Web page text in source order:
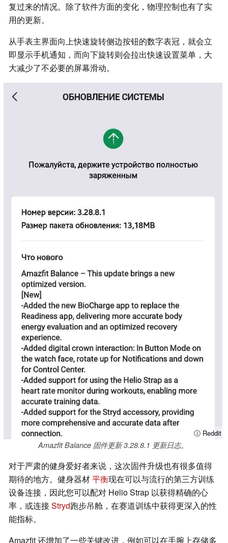
复过来的情况。除了软件方面的变化，物理控制也有了实
用的更新。
从手表主界面向上快速旋转侧边按钮的数字表冠，就会立
即显示手机通知，而向下旋转则会拉出快速设置菜单，大
大减少了不必要的屏幕滑动。
ⓘ Reddit
Amazfit Balance 固件更新 3.28.8.1 更新日志。
对于严肃的健身爱好者来说，这次固件升级也有很多值得
期待的地方。健身器材平衡现在可以与流行的第三方训练
设备连接，因此您可以配对 Helio Strap 以获得精确的心
率，或连接Stryd跑步吊舱，在赛道训练中获得更深入的性
能指标。
Amazfit 还增加了一些关键改进，例如可以在手腕上存储多